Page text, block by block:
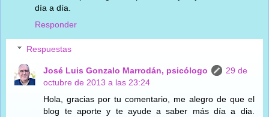
día a día.
Responder
Respuestas
José Luis Gonzalo Marrodán, psicólogo
29 de
octubre de 2013 a las 23:24
Hola, gracias por tu comentario, me alegro de que el
blog te aporte y te ayude a saber más día a dia.